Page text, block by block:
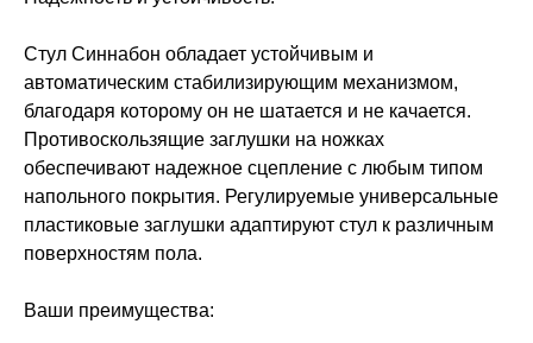
Стул Синнабон обладает устойчивым и
автоматическим стабилизирующим механизмом,
благодаря которому он не шатается и не качается.
Противоскользящие заглушки на ножках
обеспечивают надежное сцепление с любым типом
напольного покрытия. Регулируемые универсальные
пластиковые заглушки адаптируют стул к различным
поверхностям пола.
Ваши преимущества: